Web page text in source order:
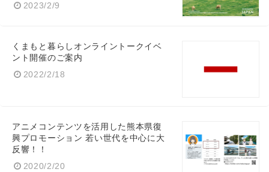
2023/2/9
くまもと暮らしオンライントークイベ
ント開催のご案内
2022/2/18
アニメコンテンツを活用した熊本県復
興プロモーション 若い世代を中心に大
反響！！
2020/2/20